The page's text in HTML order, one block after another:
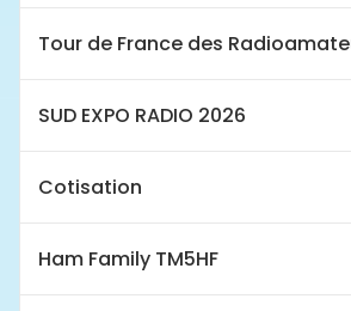
Tour de France des
SUD EXPO RADIO 2026
Cotisation
Ham Family TM5HF